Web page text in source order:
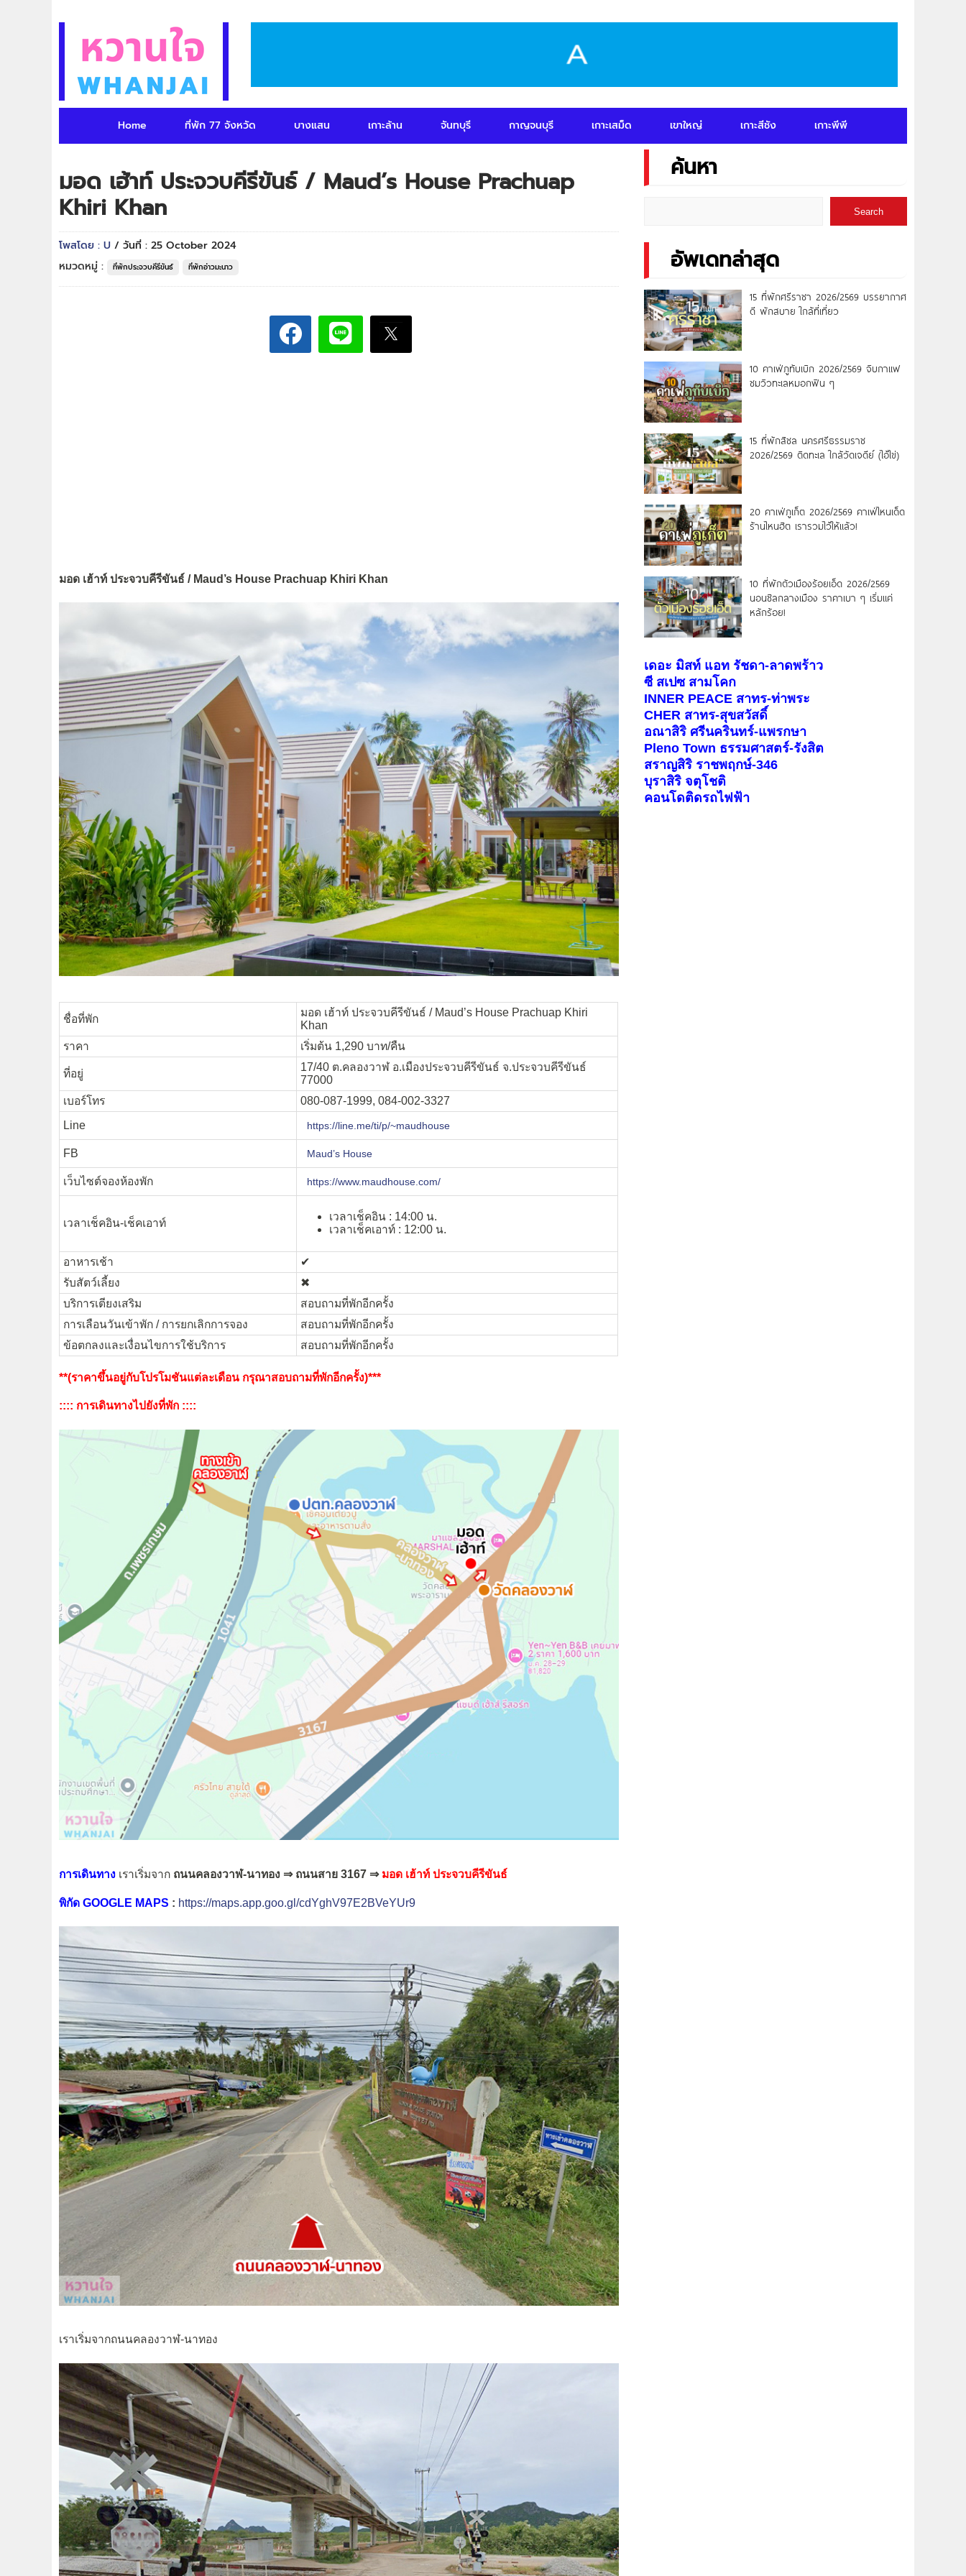
Home ที่พัก 77 จังหวัด บางแสน เกาะล้าน จันทบุรี กาญจนบุรี เกาะเสม็ด เขาใหญ่ เกาะสีชัง เกาะพีพี
มอด เฮ้าท์ ประจวบคีรีขันธ์ / Maud’s House Prachuap
Khiri Khan
โพสโดย : U / วันที่ : 25 October 2024
หมวดหมู่ :
ที่พักประจวบคีรีขันธ์ ที่พักอ่าวมะนาว
มอด เฮ้าท์ ประจวบคีรีขันธ์ / Maud’s House Prachuap Khiri Khan
ชื่อที่พัก
มอด เฮ้าท์ ประจวบคีรีขันธ์ / Maud’s House Prachuap Khiri
Khan
ราคา
เริ่มต้น 1,290 บาท/คืน
ที่อยู่
17/40 ต.คลองวาฬ อ.เมืองประจวบคีรีขันธ์ จ.ประจวบคีรีขันธ์
77000
เบอร์โทร
080-087-1999, 084-002-3327
Line
https://line.me/ti/p/~maudhouse
FB Maud’s House
เว็บไซต์จองห้องพัก https://www.maudhouse.com/
เวลาเช็คอิน-เช็คเอาท์
เวลาเช็คอิน : 14:00 น.
เวลาเช็คเอาท์ : 12:00 น.
อาหารเช้า
✔︎
รับสัตว์เลี้ยง
✖︎
บริการเตียงเสริม
สอบถามที่พักอีกครั้ง
การเลือนวันเข้าพัก / การยกเลิกการจอง
สอบถามที่พักอีกครั้ง
ข้อตกลงและเงื่อนไขการใช้บริการ
สอบถามที่พักอีกครั้ง
**(ราคาขึ้นอยู่กับโปรโมชันแต่ละเดือน กรุณาสอบถามที่พักอีกครั้ง)***
:::: การเดินทางไปยังที่พัก ::::
การเดินทาง เราเริ่มจาก ถนนคลองวาฬ-นาทอง ⇒ ถนนสาย 3167 ⇒ มอด เฮ้าท์ ประจวบคีรีขันธ์
พิกัด GOOGLE MAPS : https://maps.app.goo.gl/cdYghV97E2BVeYUr9
เราเริ่มจากถนนคลองวาฬ-นาทอง
ค้นหา
Search
อัพเดทล่าสุด
15 ที่พักศรีราชา 2026/2569 บรรยากาศ
ดี พักสบาย ใกล้ที่เที่ยว
10 คาเฟ่ภูทับเบิก 2026/2569 จิบกาแฟ
ชมวิวทะเลหมอกฟิน ๆ
15 ที่พักสิชล นครศรีธรรมราช
2026/2569 ติดทะเล ใกล้วัดเจดีย์ (ไอ้ไข่)
20 คาเฟ่ภูเก็ต 2026/2569 คาเฟ่ไหนเด็ด
ร้านไหนฮิต เรารวมไว้ให้แล้ว!
10 ที่พักตัวเมืองร้อยเอ็ด 2026/2569
นอนชิลกลางเมือง ราคาเบา ๆ เริ่มแค่
หลักร้อย!
เดอะ มิสท์ แอท รัชดา-ลาดพร้าว
ซี สเปซ สามโคก
INNER PEACE สาทร-ท่าพระ
CHER สาทร-สุขสวัสดิ์
อณาสิริ ศรีนครินทร์-แพรกษา
Pleno Town ธรรมศาสตร์-รังสิต
สราญสิริ ราชพฤกษ์-346
บุราสิริ จตุโชติ
คอนโดติดรถไฟฟ้า